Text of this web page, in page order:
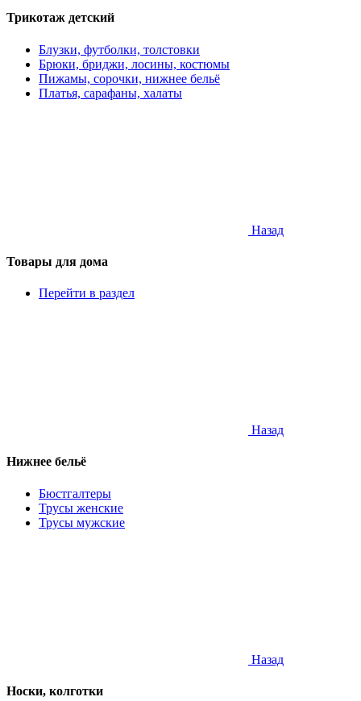
Трикотаж детский
Блузки, футболки, толстовки
Брюки, бриджи, лосины, костюмы
Пижамы, сорочки, нижнее бельё
Платья, сарафаны, халаты
Назад
Товары для дома
Перейти в раздел
Назад
Нижнее бельё
Бюстгалтеры
Трусы женские
Трусы мужские
Назад
Носки, колготки